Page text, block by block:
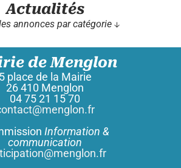
Actualités
annonces par catégorie ↓
de Menglon
5 place de la Mairie
26 410 Menglon
04 75 21 15 70
Information &
communication